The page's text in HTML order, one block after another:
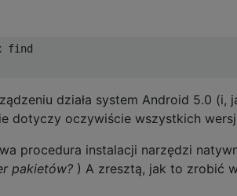
find
działa system Android 5.0 (i,
dotyczy oczywiście wszystkich
procedura instalacji narzędzi
pakietów? ) A zresztą, jak to zrobić